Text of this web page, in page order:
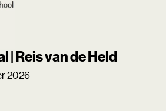
| Reis van de Held
2026